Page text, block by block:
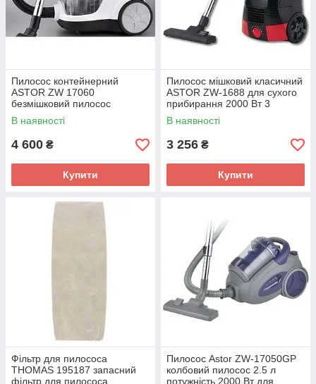
Пилосос контейнерний
ASTOR ZW 17060
безмішковий пилосос
компактний для дому сухе
прибирання 3 насадки
В наявності
4 600 ₴
Купити
Пилосос мішковий класичний
ASTOR ZW-1688 для сухого
прибирання 2000 Вт 3
насадки
В наявності
3 256 ₴
Купити
Фільтр для пилососа
THOMAS 195187 запасний
фільтр для пилососа
Пилосос Astor ZW-17050GP
колбовий пилосос 2.5 л
потужність 2000 Вт для